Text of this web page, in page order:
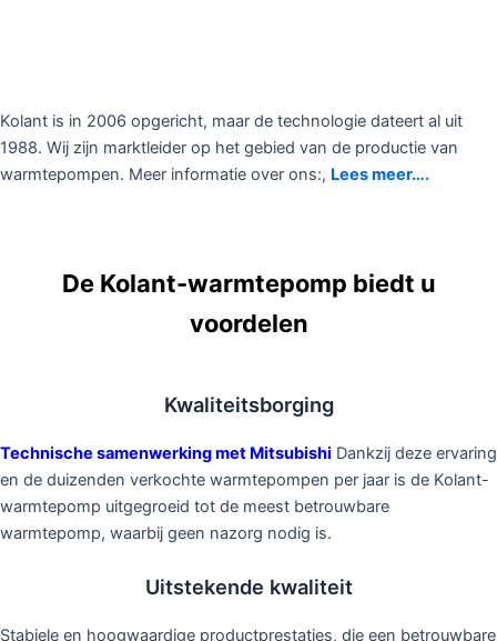
Kolant is in 2006 opgericht, maar de technologie dateert al uit
1988. Wij zijn marktleider op het gebied van de productie van
warmtepompen. Meer informatie over ons:, Lees meer….
De Kolant-warmtepomp biedt u
voordelen
Kwaliteitsborging
Technische samenwerking met Mitsubishi Dankzij deze ervaring
en de duizenden verkochte warmtepompen per jaar is de Kolant-
warmtepomp uitgegroeid tot de meest betrouwbare
warmtepomp, waarbij geen nazorg nodig is.
Uitstekende kwaliteit
Stabiele en hoogwaardige productprestaties, die een betrouwbare